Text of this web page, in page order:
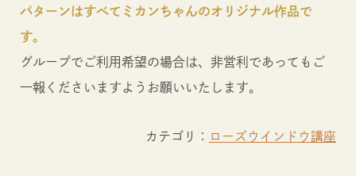
パターンはすべてミカンちゃんのオリジナル作品で
す。
グループでご利用希望の場合は、非営利であってもご
一報くださいますようお願いいたします。
カテゴリ： ローズウインドウ講座